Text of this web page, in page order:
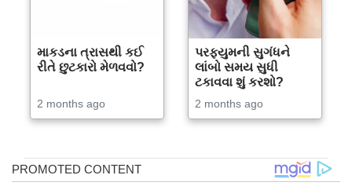
માકડના ત્રાસથી કઈ
રીતે છુટકારો મેળવવો?
2 months ago
પરફ્યુમની સુગંધને
લાંબો સમય સુધી
ટકાવવા શું કરશો?
2 months ago